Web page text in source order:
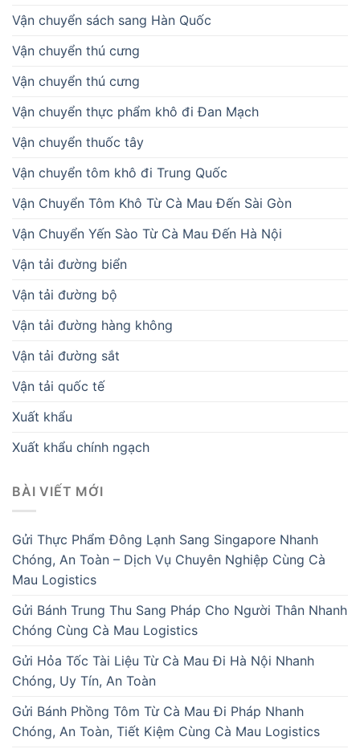
Vận chuyển sách sang Hàn Quốc
Vận chuyển thú cưng
Vận chuyển thú cưng
Vận chuyển thực phẩm khô đi Đan Mạch
Vận chuyển thuốc tây
Vận chuyển tôm khô đi Trung Quốc
Vận Chuyển Tôm Khô Từ Cà Mau Đến Sài Gòn
Vận Chuyển Yến Sào Từ Cà Mau Đến Hà Nội
Vận tải đường biển
Vận tải đường bộ
Vận tải đường hàng không
Vận tải đường sắt
Vận tải quốc tế
Xuất khẩu
Xuất khẩu chính ngạch
BÀI VIẾT MỚI
Gửi Thực Phẩm Đông Lạnh Sang Singapore Nhanh
Chóng, An Toàn – Dịch Vụ Chuyên Nghiệp Cùng Cà
Mau Logistics
Gửi Bánh Trung Thu Sang Pháp Cho Người Thân Nhanh
Chóng Cùng Cà Mau Logistics
Gửi Hỏa Tốc Tài Liệu Từ Cà Mau Đi Hà Nội Nhanh
Chóng, Uy Tín, An Toàn
Gửi Bánh Phồng Tôm Từ Cà Mau Đi Pháp Nhanh
Chóng, An Toàn, Tiết Kiệm Cùng Cà Mau Logistics